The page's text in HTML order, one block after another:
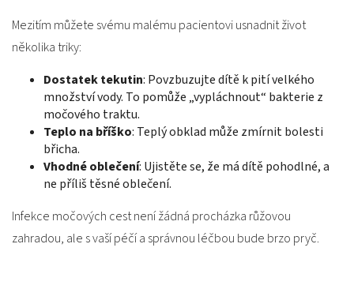
Mezitím můžete svému malému pacientovi usnadnit život
několika triky:
Dostatek tekutin: Povzbuzujte dítě k pití velkého
množství vody. To pomůže „vypláchnout“ bakterie z
močového traktu.
Teplo na bříško: Teplý obklad může zmírnit bolesti
břicha.
Vhodné oblečení: Ujistěte se, že má dítě pohodlné, a
ne příliš těsné oblečení.
Infekce močových cest není žádná procházka růžovou
zahradou, ale s vaší péčí a správnou léčbou bude brzo pryč.